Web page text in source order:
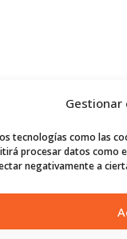
tecnologías como las
procesar datos como
negativamente a